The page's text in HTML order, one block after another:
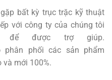
bất kỳ trục trặc kỹ thuật
với công ty của chúng tôi
để được trợ giúp.
phân phối các sản phẩm
mới 100%.